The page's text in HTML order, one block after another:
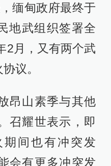
缅甸政府最终于
地武组织签署全
2月，又有两个武
议。
昂山素季与其他
召耀世表示，即
间也有冲突发
会有更多冲突发